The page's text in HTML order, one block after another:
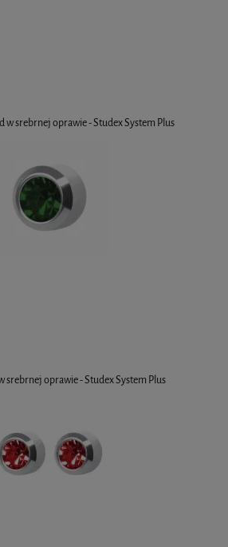
w srebrnej oprawie - Studex System Plus
srebrnej oprawie - Studex System Plus